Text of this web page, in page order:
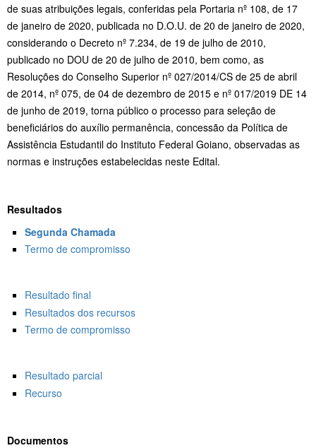
de suas atribuições legais, conferidas pela Portaria nº 108, de 17
de janeiro de 2020, publicada no D.O.U. de 20 de janeiro de 2020,
considerando o Decreto nº 7.234, de 19 de julho de 2010,
publicado no DOU de 20 de julho de 2010, bem como, as
Resoluções do Conselho Superior nº 027/2014/CS de 25 de abril
de 2014, nº 075, de 04 de dezembro de 2015 e nº 017/2019 DE 14
de junho de 2019, torna público o processo para seleção de
beneficiários do auxílio permanência, concessão da Política de
Assistência Estudantil do Instituto Federal Goiano, observadas as
normas e instruções estabelecidas neste Edital.
Resultados
Segunda Chamada
Termo de compromisso
Resultado final
Resultados dos recursos
Termo de compromisso
Resultado parcial
Recurso
Documentos